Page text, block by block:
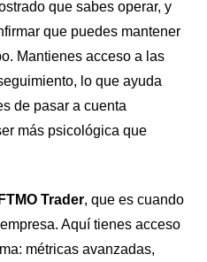
que sabes operar, y
que puedes mantener
Mantienes acceso a las
lo que ayuda
de pasar a cuenta
más psicológica que
FTMO Trader, que es cuando
Aquí tienes acceso
métricas avanzadas,